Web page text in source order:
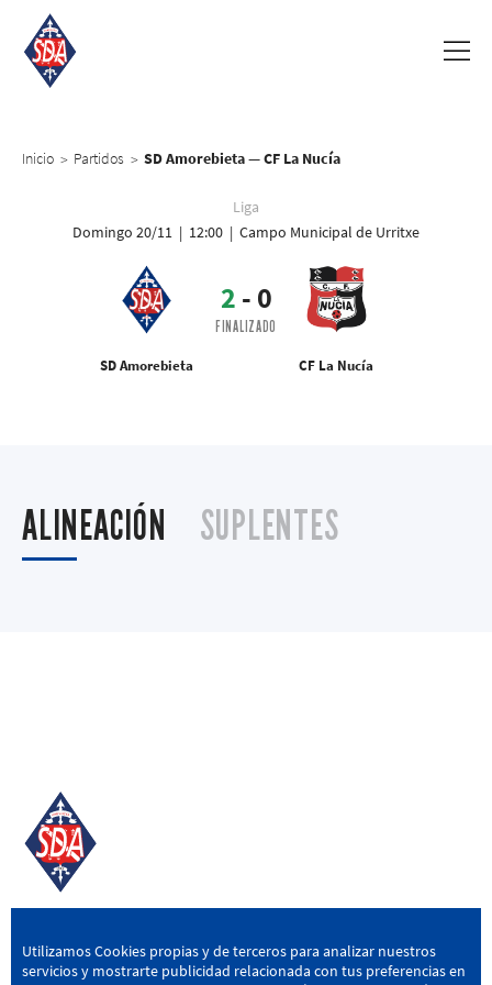
Inicio > Partidos > SD Amorebieta — CF La Nucía
Liga
Domingo 20/11 | 12:00 | Campo Municipal de Urritxe
SD Amorebieta
2 - 0
FINALIZADO
CF La Nucía
ALINEACIÓN SUPLENTES
SD AMOREBIETA
Utilizamos Cookies propias y de terceros para analizar nuestros
servicios y mostrarte publicidad relacionada con tus preferencias en